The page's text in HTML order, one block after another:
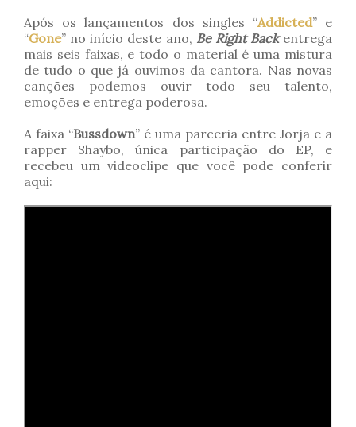
Após os lançamentos dos singles “Addicted” e
“Gone” no início deste ano, Be Right Backentrega
mais seis faixas, e todo o material é uma mistura
de tudo o que já ouvimos da cantora. Nas novas
canções podemos ouvir todo seu talento,
emoções e entrega poderosa.
A faixa “Bussdown” é uma parceria entre Jorja e a
rapper Shaybo, única participação do EP, e
recebeu um videoclipe que você pode conferir
aqui: